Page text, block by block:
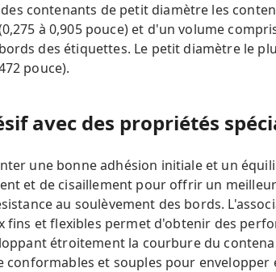
contenants de petit diamètre les
à 0,905 pouce) et d'un volume
des étiquettes. Le petit diamètre le
pouce).
avec des propriétés
une bonne adhésion initiale et un
et de cisaillement pour offrir un
au soulèvement des bords.
fins et flexibles permet d'obtenir des
étroitement la courbure du
et souples pour envelopper